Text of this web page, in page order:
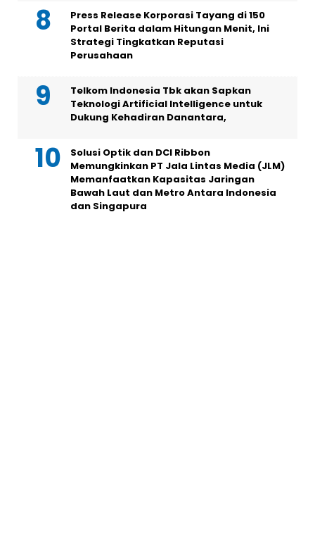
Press Release Korporasi Tayang di 150
Portal Berita dalam Hitungan Menit, Ini
Strategi Tingkatkan Reputasi
Perusahaan
Telkom Indonesia Tbk akan Sapkan
Teknologi Artificial Intelligence untuk
Dukung Kehadiran Danantara,
Solusi Optik dan DCI Ribbon
Memungkinkan PT Jala Lintas Media (JLM)
Memanfaatkan Kapasitas Jaringan
Bawah Laut dan Metro Antara Indonesia
dan Singapura